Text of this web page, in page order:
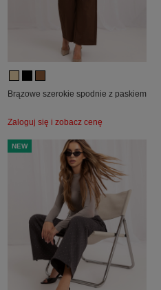
Brązowe szerokie spodnie z paskiem
Zaloguj się i zobacz cenę
NEW